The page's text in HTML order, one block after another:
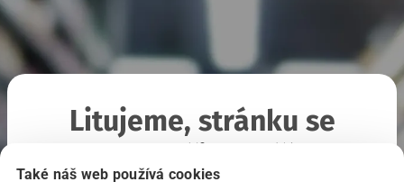
Také náš web používá cookies
Litujeme, stránku se